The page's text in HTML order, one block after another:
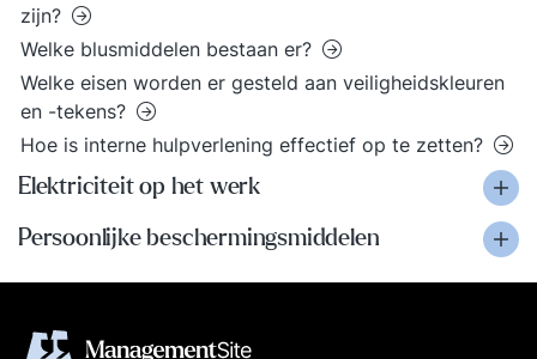
zijn?
Welke blusmiddelen bestaan er?
Welke eisen worden er gesteld aan veiligheidskleuren
en -tekens?
Hoe is interne hulpverlening effectief op te zetten?
Elektriciteit op het werk
Persoonlijke beschermingsmiddelen